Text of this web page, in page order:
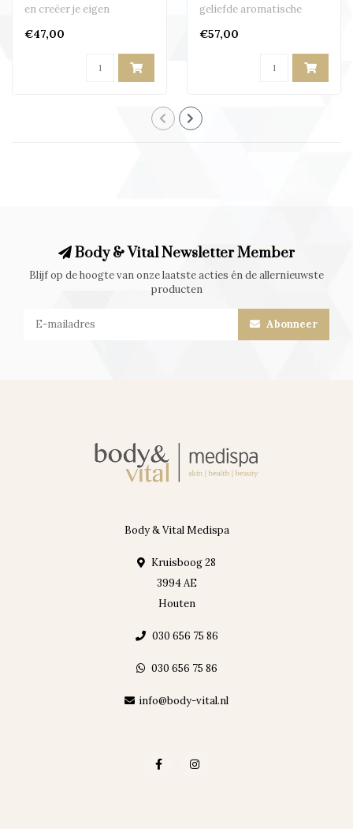
en creëer je eigen
ervaring..
€47,00
geliefde aromatische
€57,00
Body & Vital Newsletter Member
Blijf op de hoogte van onze laatste acties én de allernieuwste
producten
Abonneer
Body & Vital Medispa
Kruisboog 28
3994 AE
Houten
030 656 75 86
030 656 75 86
info@body-vital.nl